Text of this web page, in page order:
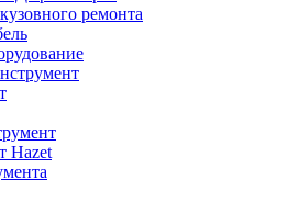
ремонта
Hazet